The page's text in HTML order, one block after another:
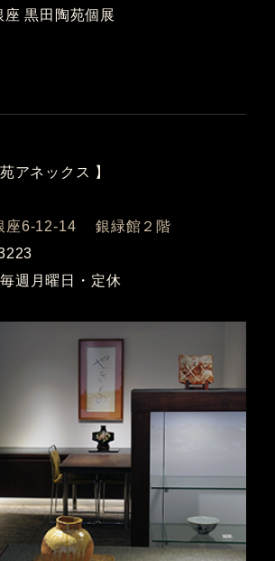
黒田陶苑個展
アネックス 】
座6-12-14 銀緑館２階
週月曜日・定休